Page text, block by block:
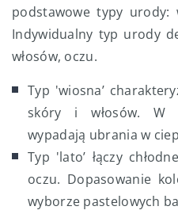
podstawowe typy urody:
Indywidualny typ urody
włosów, oczu.
Typ 'wiosna’
skóry i włosów. W
wypadają ubrania w
Typ 'lato’ łączy
oczu. Dopasowanie
wyborze pastelowych